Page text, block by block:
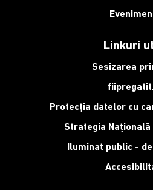
Linkuri
Sesizarea
Protecția datelor cu
Strategia
Iluminat public -